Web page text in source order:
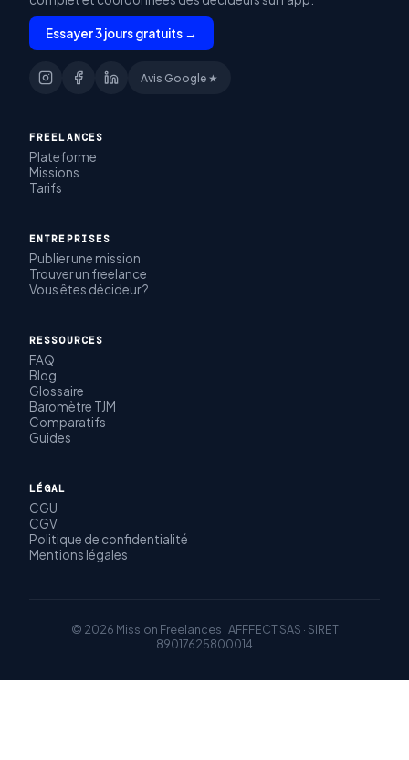
Essayer 3 jours gratuits →
Avis Google ★
FREELANCES
Plateforme
Missions
Tarifs
ENTREPRISES
Publier une mission
Trouver un freelance
Vous êtes décideur ?
RESSOURCES
FAQ
Blog
Glossaire
Baromètre TJM
Comparatifs
Guides
LÉGAL
CGU
CGV
Politique de confidentialité
Mentions légales
© 2026 Mission Freelances · AFFFECT SAS · SIRET
89017625800014